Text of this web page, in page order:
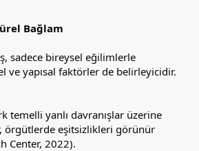
Bağlam
sadece bireysel eğilimlerle
ve yapısal faktörler de belirleyicidir.
temelli yanlı davranışlar üzerine
örgütlerde eşitsizlikleri görünür
Center, 2022).